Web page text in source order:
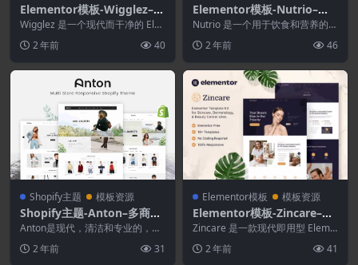
Elementor模板-Wigglez–有
氧和尊巴舞工作室Elemento
r模板套件
Wigglez 是一个现代而干净的 Ele
想...2 年前 40
Elementor模板-Nutrio–饮
食与营养教练模板套件
Nutrio 是一个用于饮食和营养的模
2 年前 46
Shopify主题 模板资源
Shopify主题-Anton–多商店
响应式Shopify主题
Anton是现代，清洁和专业的，具
有分段拖放Shopify主题。它具有
充分的响应...
2 年前 31
Elementor模板 模板资源
Elementor模板-Zincare–护
肤和皮肤科元素模板套件
Zincare 是一款现代即用型 Eleme
ntor 模板套件，专为护肤、美容
和...2 年前 41